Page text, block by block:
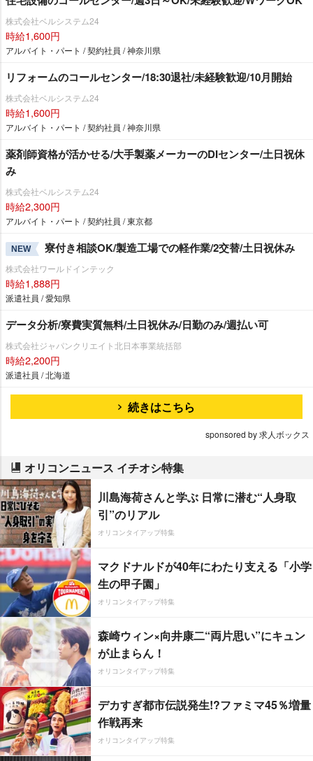
株式会社ベルシステム24
時給1,600円
アルバイト・パート / 契約社員 / 神奈川県
リフォームのコールセンター/18:30退社/未経験歓迎/10月開始
株式会社ベルシステム24
時給1,600円
アルバイト・パート / 契約社員 / 神奈川県
薬剤師資格が活かせる/大手製薬メーカーのDIセンター/土日祝休
み
株式会社ベルシステム24
時給2,300円
アルバイト・パート / 契約社員 / 東京都
NEW 寮付き相談OK/製造工場での軽作業/2交替/土日祝休み
株式会社ワールドインテック
時給1,888円
派遣社員 / 愛知県
データ分析/寮費実質無料/土日祝休み/日勤のみ/週払い可
株式会社ジャパンクリエイト北日本事業統括部
時給2,200円
派遣社員 / 北海道
続きはこちら
sponsored by 求人ボックス
オリコンニュース イチオシ特集
川島海荷さんと学ぶ 日常に潜む“人身取
引”のリアル
オリコンタイアップ特集
マクドナルドが40年にわたり支える「小学
生の甲子園」
オリコンタイアップ特集
森崎ウィン×向井康二“両片思い”にキュン
が止まらん！
オリコンタイアップ特集
デカすぎ都市伝説発生!?ファミマ45％増量
作戦再来
オリコンタイアップ特集